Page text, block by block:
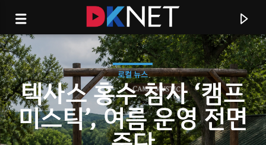
로컬 뉴스
텍사스 홍수 참사 ‘캠프
미스틱’, 여름 운영 전면